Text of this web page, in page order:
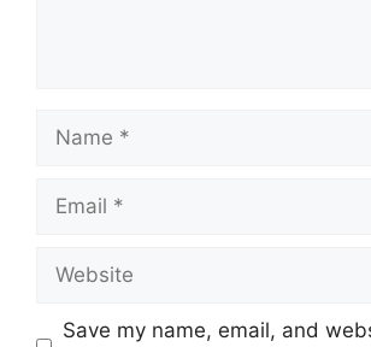
Name
Email
Website
Save my name, email, and